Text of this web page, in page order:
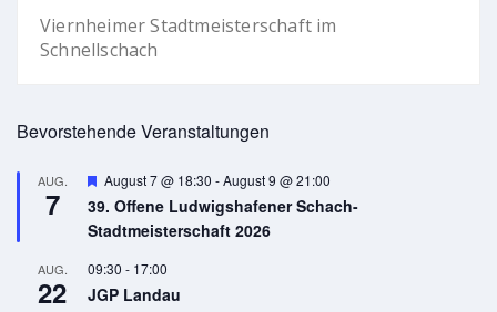
Viernheimer Stadtmeisterschaft im
Schnellschach
Bevorstehende Veranstaltungen
AUG.
7
Hervorgehoben
August 7 @ 18:30 -August 9 @ 21:00
39. Offene Ludwigshafener Schach-
Stadtmeisterschaft 2026
AUG.
22
09:30 - 17:00
JGP Landau